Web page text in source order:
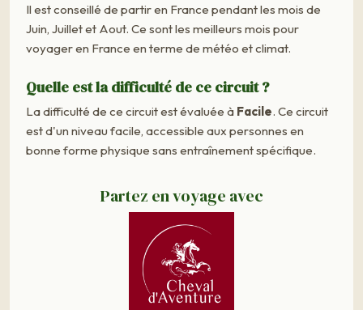
Il est conseillé de partir en France pendant les mois de
Juin, Juillet et Aout. Ce sont les meilleurs mois pour
voyager en France en terme de météo et climat.
Quelle est la difficulté de ce circuit ?
La difficulté de ce circuit est évaluée à Facile. Ce circuit
est d'un niveau facile, accessible aux personnes en
bonne forme physique sans entraînement spécifique.
Partez en voyage avec